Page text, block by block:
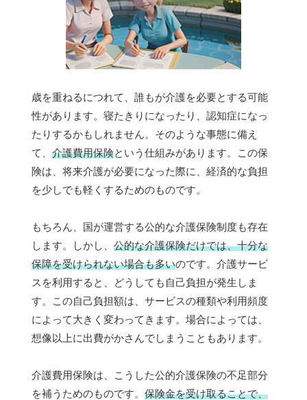
歳を重ねるにつれて、誰もが介護を必要とする可能
性があります。寝たきりになったり、認知症になっ
たりするかもしれません。そのような事態に備え
て、 介護費用保険という仕組みがあります。この保
険は、将来介護が必要になった際に、経済的な負担
を少しでも軽くするためのものです。
もちろん、国が運営する公的な介護保険制度も存在
します。しかし、 公的な介護保険だけでは、十分な
保障を受けられない場合も多いのです。介護サービ
スを利用すると、どうしても自己負担が発生しま
す。この自己負担額は、サービスの種類や利用頻度
によって大きく変わってきます。場合によっては、
想像以上に出費がかさんでしまうこともあります。
介護費用保険は、こうした公的介護保険の不足部分
を補うためのものです。 保険金を受け取ることで、